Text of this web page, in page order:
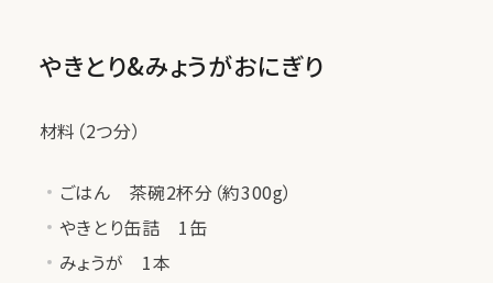
やきとり&みょうがおにぎり
材料（2つ分）
ごはん 茶碗2杯分（約300g）
やきとり缶詰 1缶
みょうが 1本